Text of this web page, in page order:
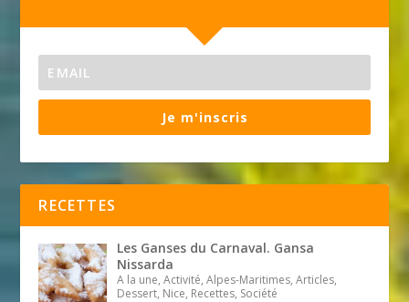
Je m'inscris
RECETTES
Les Ganses du Carnaval. Gansa
Nissarda
A la une, Activité, Alpes-Maritimes, Articles,
Dessert, Nice, Recettes, Société